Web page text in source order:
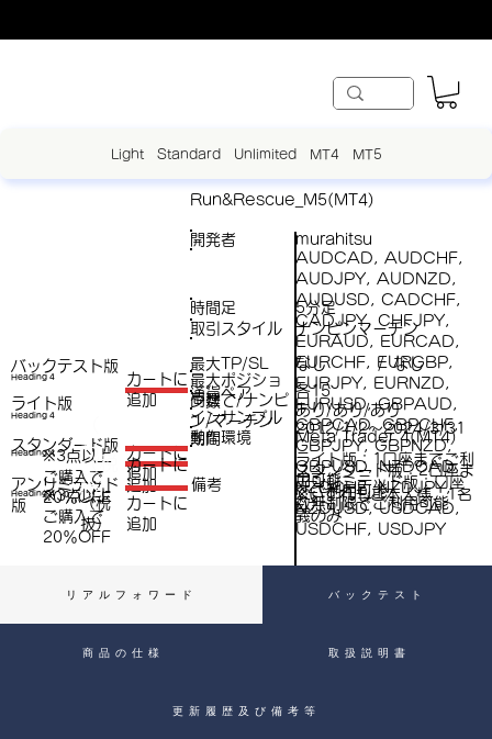
Light Standard Unlimited MT4 MT5
バックテスト版
スタンダード版
アンリミテッド
版
Run&Rescue_M5(MT4)
開発者 murahitsu
最大ポジショ
ン数
各15
Heading 4
​カートに
追加
税
抜
）
Heading 4
​カートに
追加
Heading 4※3点以上
ご購入で​
20％OFF
（税
抜）
​カートに
追加
Heading 4
（税
抜）
※3点以上
ご購入で​
20％OFF
​カートに
追加
ライト版
通貨ペア
AUDCAD, AUDCHF,
AUDJPY, AUDNZD,
AUDUSD, CADCHF,
CADJPY, CHFJPY,
EURAUD, EURCAD,
EURCHF, EURGBP,
EURJPY, EURNZD,
EURUSD, GBPAUD,
GBPCAD, GBPCHF,
GBPJPY, GBPNZD,
GBPUSD, NZDCAD,
NZDCHF, NZDJPY,
NZDUSD, USDCAD,
USDCHF, USDJPY
取引スタイル ナンピンマーチン
最大TP/SL なし / なし
両建て/ナンピ
ン/マーチン
あり/あり/あり
インサンプル
期間
2012/1/2～2024/3/31
動作環境 Meta Trader 4(MT4)
時間足 5分足
備考
ライト版：1口座までご利
用可能
スタンダード版：2口座ま
でご利用可能
アンリミテッド版：口座
数無制限でご利用可能
※いずれもご本人様、1名
義のみ
リアルフォワード バックテスト
商品の仕様 取扱説明書
更新履歴及び備考等